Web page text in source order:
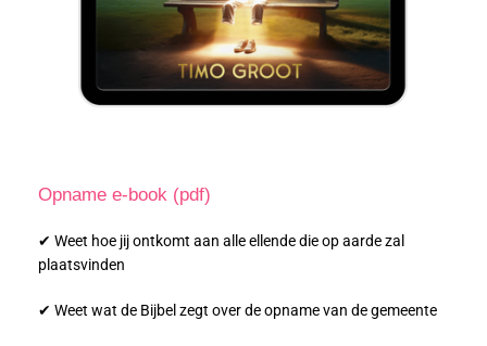
Opname e-book (pdf)
✔ Weet hoe jij ontkomt aan alle ellende die op aarde zal
plaatsvinden
✔ Weet wat de Bijbel zegt over de opname van de gemeente